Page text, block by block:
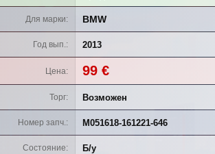
Для марки BMW
Год вып. 2013
Цена 99 €
Торг Возможен
Номер запч. M051618-161221-646
Состояние Б/у